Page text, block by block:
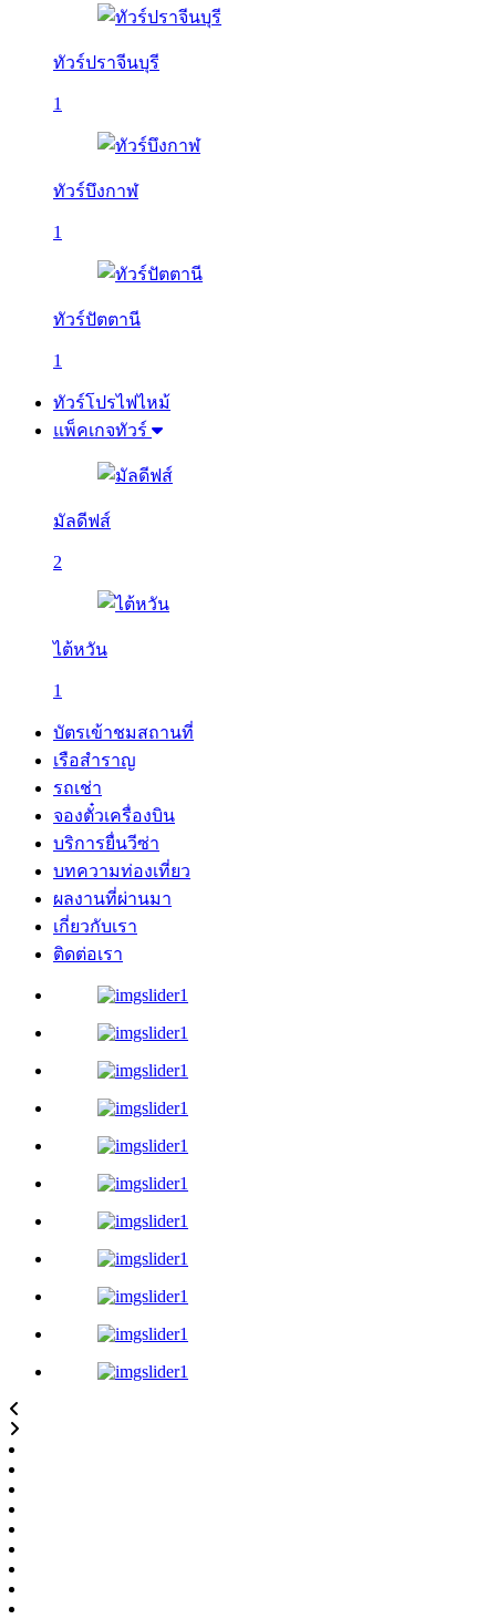
ทัวร์ปราจีนบุรี
1
ทัวร์บึงกาฬ
1
ทัวร์ปัตตานี
1
ทัวร์โปรไฟไหม้
แพ็คเกจทัวร์
มัลดีฟส์
2
ไต้หวัน
1
บัตรเข้าชมสถานที่
เรือสำราญ
รถเช่า
จองตั๋วเครื่องบิน
บริการยื่นวีซ่า
บทความท่องเที่ยว
ผลงานที่ผ่านมา
เกี่ยวกับเรา
ติดต่อเรา